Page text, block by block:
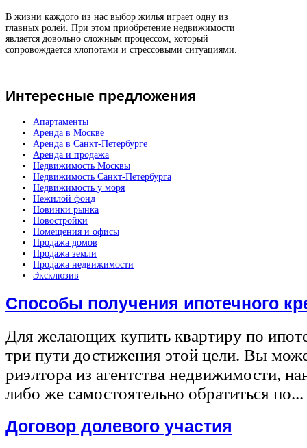
В жизни каждого из нас выбор жилья играет одну из
главных ролей. При этом приобретение недвижимости
является довольно сложным процессом, который
сопровождается хлопотами и стрессовыми ситуациями.
Интересные предложения
Апартаменты
Аренда в Москве
Аренда в Санкт-Петербурге
Аренда и продажа
Недвижимость Москвы
Недвижимость Санкт-Петербурга
Недвижимость у моря
Нежилой фонд
Новинки рынка
Новостройки
Помещения и офисы
Продажа домов
Продажа земли
Продажа недвижимости
Эксклюзив
Способы получения ипотечного
Для желающих купить квартиру по
три пути достижения этой цели. Вы
риэлтора из агентства недвижимости,
либо же самостоятельно обратиться по...
Договор долевого участия